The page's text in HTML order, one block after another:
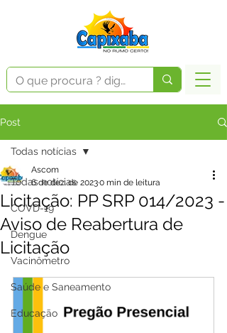
Post
Todas notícias
COVD-19
Dengue
Vacinômetro
Saúde e Saneamento
Educação
Todas notícias
Licitação: PP SRP 014/2023 -
Aviso de Reabertura de
Licitação
Ascom
6 de dez. de 20230 min de leitura